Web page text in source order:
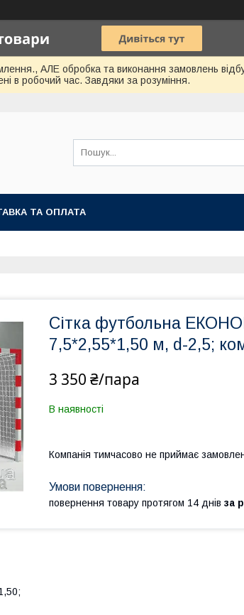
АЛЕ обробка та виконання замовлень
в робочий час. Завдяки за розуміння.
ТА ОПЛАТА
Сітка футбольна
7,5*2,55*1,50 м, d-2,5;
3 350 ₴/пара
В наявності
Компанія тимчасово не приймає
повернення товару протягом 14 днів за